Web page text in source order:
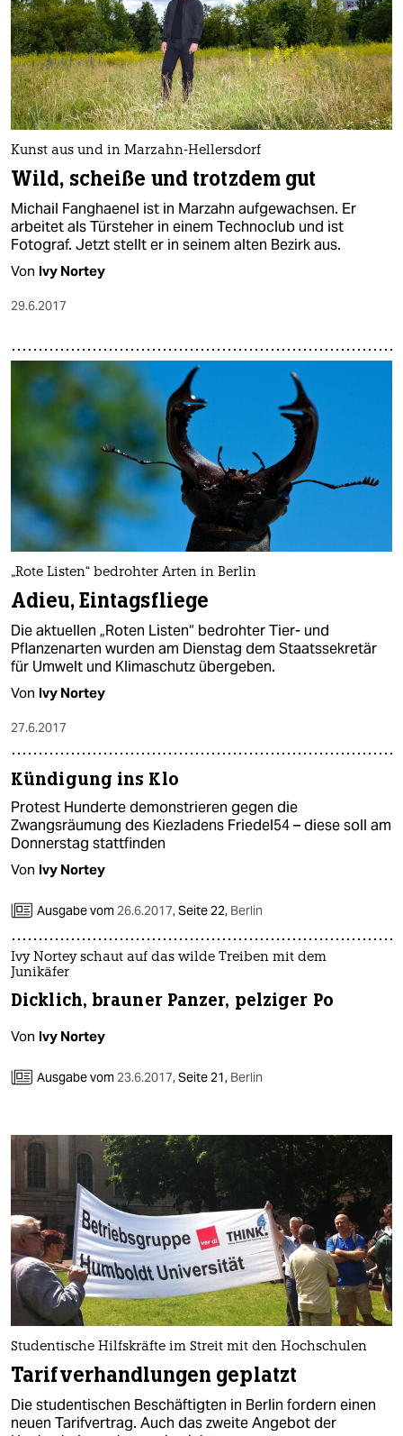
Kunst aus und in Marzahn-Hellersdorf
Wild, scheiße und trotzdem gut
Michail Fanghaenel ist in Marzahn aufgewachsen. Er
arbeitet als Türsteher in einem Technoclub und ist
Fotograf. Jetzt stellt er in seinem alten Bezirk aus.
Von Ivy Nortey
29.6.2017
„Rote Listen“ bedrohter Arten in Berlin
Adieu, Eintagsfliege
Die aktuellen „Roten Listen“ bedrohter Tier- und
Pflanzenarten wurden am Dienstag dem Staatssekretär
für Umwelt und Klimaschutz übergeben.
Von Ivy Nortey
27.6.2017
Kündigung ins Klo
Protest Hunderte demonstrieren gegen die
Zwangsräumung des Kiezladens Friedel54 – diese soll am
Donnerstag stattfinden
Von Ivy Nortey
Ausgabe vom 26.6.2017,Seite 22, Berlin
Ivy Nortey schaut auf das wilde Treiben mit dem
Junikäfer
Dicklich, brauner Panzer, pelziger Po
Von Ivy Nortey
Ausgabe vom 23.6.2017,Seite 21, Berlin
Studentische Hilfskräfte im Streit mit den Hochschulen
Tarifverhandlungen geplatzt
Die studentischen Beschäftigten in Berlin fordern einen
neuen Tarifvertrag. Auch das zweite Angebot der